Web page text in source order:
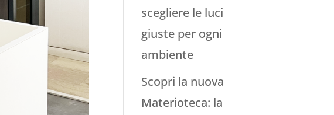
scegliere le luci
giuste per ogni
ambiente
Scopri la nuova
Materioteca: la